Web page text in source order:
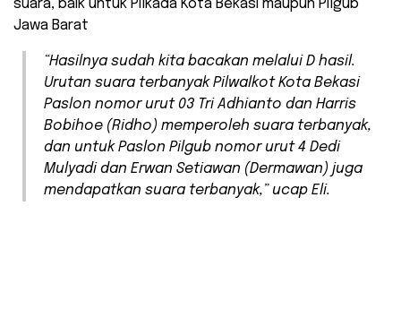
suara, baik untuk Pilkada Kota Bekasi maupun Pilgub
Jawa Barat
“Hasilnya sudah kita bacakan melalui D hasil.
Urutan suara terbanyak Pilwalkot Kota Bekasi
Paslon nomor urut 03 Tri Adhianto dan Harris
Bobihoe (Ridho) memperoleh suara terbanyak,
dan untuk Paslon Pilgub nomor urut 4 Dedi
Mulyadi dan Erwan Setiawan (Dermawan) juga
mendapatkan suara terbanyak,” ucap Eli.